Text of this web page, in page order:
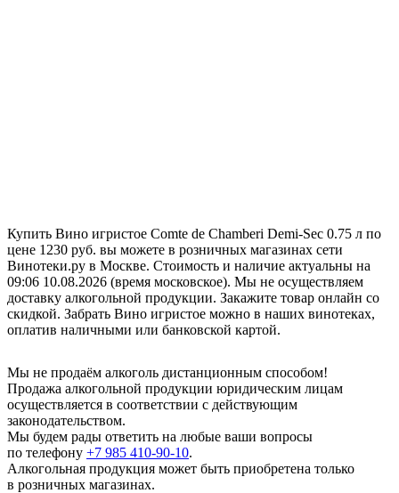
Купить Вино игристое Comte de Chamberi Demi-Sec 0.75 л по
цене 1230 руб. вы можете в розничных магазинах сети
Винотеки.ру в Москве. Стоимость и наличие актуальны на
09:06 10.08.2026 (время московское). Мы не осуществляем
доставку алкогольной продукции. Закажите товар онлайн со
скидкой. Забрать Вино игристое можно в наших винотеках,
оплатив наличными или банковской картой.
Мы не продаём алкоголь дистанционным способом!
Продажа алкогольной продукции юридическим лицам
осуществляется в соответствии с действующим
законодательством.
Мы будем рады ответить на любые ваши вопросы
по телефону +7 985 410-90-10.
Алкогольная продукция может быть приобретена только
в розничных магазинах.